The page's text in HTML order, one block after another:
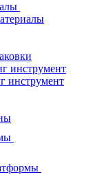
инструмент
инструмент